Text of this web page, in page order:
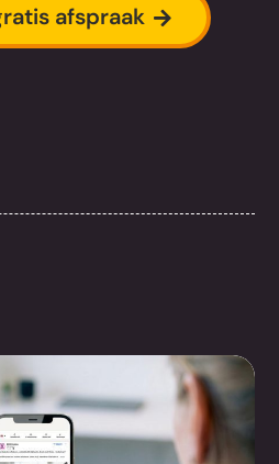
afspraak